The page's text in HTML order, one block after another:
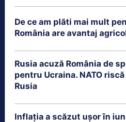
De ce am plăti mai mult
România are avantaj
Rusia acuză România de
pentru Ucraina. NATO
Rusia
Inflația a scăzut ușor în